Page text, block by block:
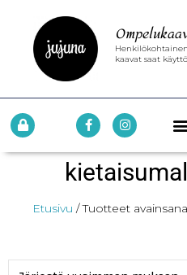
kaavat saat
Etusivu / Tuotteet